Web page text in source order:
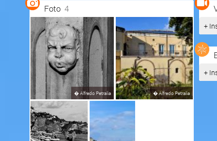
Foto4
�Alfredo Petralia �Alfredo Petralia
+
+